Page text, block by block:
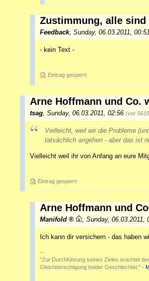
Zustimmung, alle
Feedback, Sunday, 06.03.2011, 00:51
- kein Text -
Eintrag gesperrt
Arne Hoffmann und Co.
tsag, Sunday, 06.03.2011, 02:56 (vor
Vielleicht, weil wir die Probleme
tatsächlich angehen - aber das ist
Vielleicht weil ihr von Anfang an eure
Eintrag gesperrt
Arne Hoffmann und
Manifold , Sunday, 06.03.2011,
Ich kann dir versichern - das haben
--
"Zur Durchführung seines Zieles erachtet
Gleichberechtigung beider Geschlechter." -